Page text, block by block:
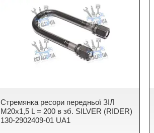
Стремянка ресори передньої ЗІЛ
М20х1,5 L = 200 в зб. SILVER (RIDER)
130-2902409-01 UA1